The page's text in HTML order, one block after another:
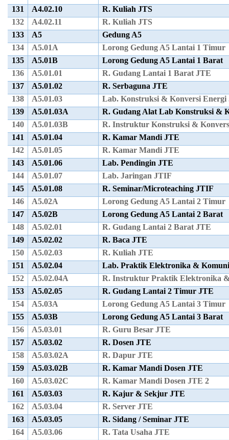
131
A4.02.10
R. Kuliah JTS
132
A4.02.11
R. Kuliah JTS
133
A5
Gedung A5
134
A5.01A
Lorong Gedung A5 Lantai 1 Timur
135
A5.01B
Lorong Gedung A5 Lantai 1 Barat
136
A5.01.01
R. Gudang Lantai 1 Barat JTE
137
A5.01.02
R. Serbaguna JTE
138
A5.01.03
Lab. Konstruksi & Konversi Energi
139
A5.01.03A
R. Gudang Alat Lab Konstruksi &
140
A5.01.03B
R. Instruktur Konstruksi &
141
A5.01.04
R. Kamar Mandi JTE
142
A5.01.05
R. Kamar Mandi JTE
143
A5.01.06
Lab. Pendingin JTE
144
A5.01.07
Lab. Jaringan JTIF
145
A5.01.08
R. Seminar/Microteaching JTIF
146
A5.02A
Lorong Gedung A5 Lantai 2 Timur
147
A5.02B
Lorong Gedung A5 Lantai 2 Barat
148
A5.02.01
R. Gudang Lantai 2 Barat JTE
149
A5.02.02
R. Baca JTE
150
A5.02.03
R. Kuliah JTE
151
A5.02.04
Lab. Praktik Elektronika &
152
A5.02.04A
R. Instruktur Praktik Elektronika
153
A5.02.05
R. Gudang Lantai 2 Timur JTE
154
A5.03A
Lorong Gedung A5 Lantai 3 Timur
155
A5.03B
Lorong Gedung A5 Lantai 3 Barat
156
A5.03.01
R. Guru Besar JTE
157
A5.03.02
R. Dosen JTE
158
A5.03.02A
R. Dapur JTE
159
A5.03.02B
R. Kamar Mandi Dosen JTE
160
A5.03.02C
R. Kamar Mandi Dosen JTE 2
161
A5.03.03
R. Kajur & Sekjur JTE
162
A5.03.04
R. Server JTE
163
A5.03.05
R. Sidang / Seminar JTE
164
A5.03.06
R. Tata Usaha JTE